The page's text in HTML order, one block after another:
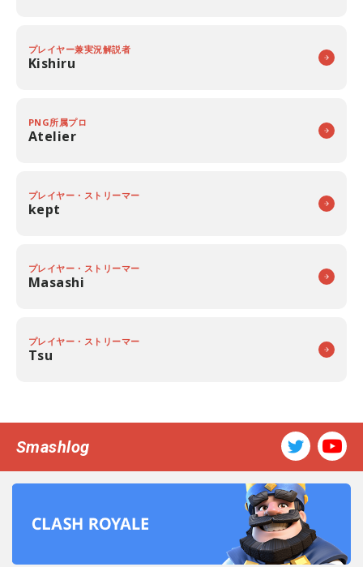
プレイヤー兼実況解説者
Kishiru
PNG所属プロ
Atelier
プレイヤー・ストリーマー
kept
プレイヤー・ストリーマー
Masashi
プレイヤー・ストリーマー
Tsu
Smashlog